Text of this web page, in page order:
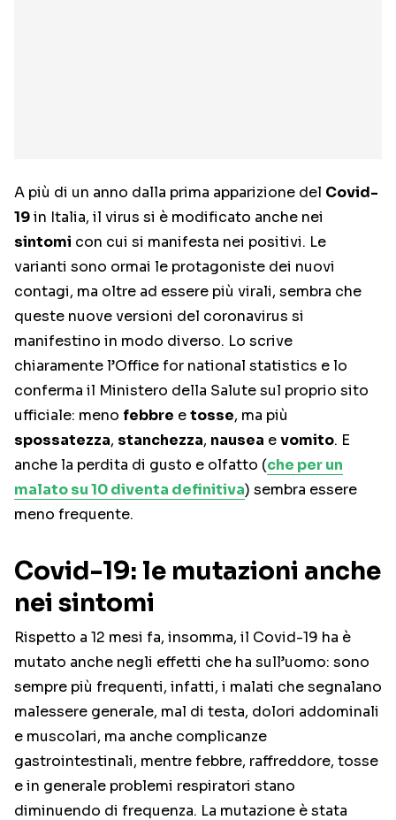
A più di un anno dalla prima apparizione del Covid-
19in Italia, il virus si è modificato anche nei
sintomi con cui si manifesta nei positivi. Le
varianti sono ormai le protagoniste dei nuovi
contagi, ma oltre ad essere più virali, sembra che
queste nuove versioni del coronavirus si
manifestino in modo diverso. Lo scrive
chiaramente l’Office for national statistics e lo
conferma il Ministero della Salute sul proprio sito
ufficiale: meno febbre etosse, ma più
spossatezza, stanchezza, nausea evomito. E
anche la perdita di gusto e olfatto (che per un
malato su 10 diventa definitiva) sembra essere
meno frequente.
Covid-19: le mutazioni anche
nei sintomi
Rispetto a 12 mesi fa, insomma, il Covid-19 ha è
mutato anche negli effetti che ha sull’uomo: sono
sempre più frequenti, infatti, i malati che segnalano
malessere generale, mal di testa, dolori addominali
e muscolari, ma anche complicanze
gastrointestinali, mentre febbre, raffreddore, tosse
e in generale problemi respiratori stano
diminuendo di frequenza. La mutazione è stata